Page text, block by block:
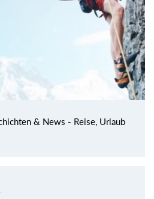
& News - Reise, Urlaub